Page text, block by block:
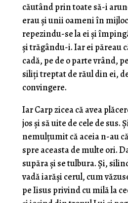
căutând prin toate să-i
erau şi unii oameni în
repezindu-se la ei şi
şi trăgându-i. Iar ei păreau
cadă, pe de o parte vrând,
siliţi treptat de răul din ei,
convingere.
Iar Carp zicea că avea
jos şi să uite de cele de sus.
nemulţumit că aceia n-au
spre aceasta de multe ori.
supăra şi se tulbura. Şi,
vadă iarăşi cerul, cum
pe Iisus privind cu milă la